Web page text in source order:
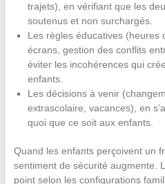
trajets), en vérifiant que les
soutenus et non surchargés.
Les règles éducatives (heures
écrans, gestion des conflits
éviter les incohérences qui
enfants.
Les décisions à venir
extrascolaire, vacances), en
quoi que ce soit aux enfants.
Quand les enfants perçoivent un
sentiment de sécurité augmente.
point selon les configurations